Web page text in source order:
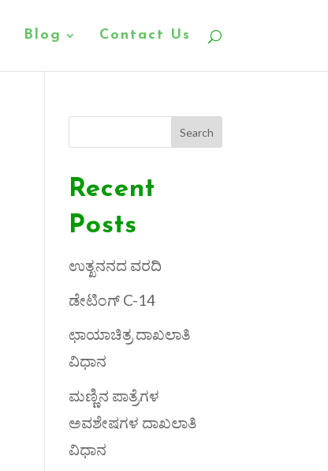
Blog Contact Us
Search
Recent
Posts
ಉತ್ಖನನದ ವರದಿ
ಡೇಟಿಂಗ್ C-14
ಛಾಯಾಚಿತ್ರ ದಾಖಲಾತಿ
ವಿಧಾನ
ಮಣ್ಣಿನ ಪಾತ್ರೆಗಳ
ಅವಶೇಷಗಳ ದಾಖಲಾತಿ
ವಿಧಾನ